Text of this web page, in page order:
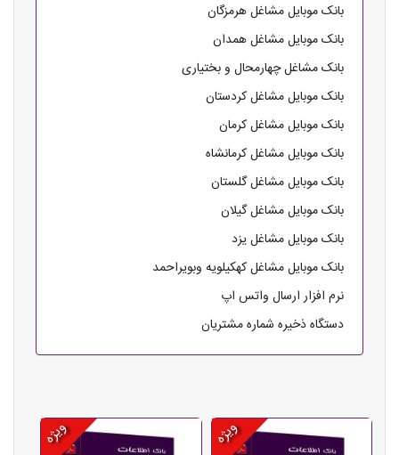
بانک موبایل مشاغل هرمزگان
بانک موبایل مشاغل همدان
بانک مشاغل چهارمحال و بختیاری
بانک موبایل مشاغل کردستان
بانک موبایل مشاغل کرمان
بانک موبایل مشاغل کرمانشاه
بانک موبایل مشاغل گلستان
بانک موبایل مشاغل گیلان
بانک موبایل مشاغل یزد
بانک موبایل مشاغل کهکیلویه وبویراحمد
نرم افزار ارسال واتس اپ
دستگاه ذخیره شماره مشتریان
ویژه ویژه